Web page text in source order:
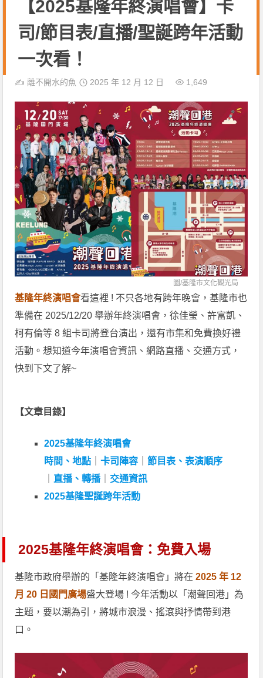
【2025基隆年終演唱會】卡
司/節目表/直播/聖誕跨年活動
一次看！
✍️離不開水的魚 2025 年 12 月 12 日 1,649
圖/基隆市文化觀光局
基隆年終演唱會看這裡 ! 不只各地有跨年晚會，基隆市也
準備在 2025/12/20 舉辦年終演唱會，徐佳瑩、許富凱、
柯有倫等 8 組卡司將登台演出，還有市集和免費換好禮
活動。想知道今年演唱會資訊、網路直播、交通方式，
快到下文了解~
【文章目錄】
2025基隆年終演唱會
時間、地點 ｜卡司陣容 ｜節目表、表演順序
直播、轉播
交通資訊
2025基隆聖誕跨年活動
2025基隆年終演唱會：免費入場
基隆市政府舉辦的「基隆年終演唱會」將在 2025 年 12
月 20 日國門廣場盛大登場 ! 今年活動以「潮聲回港」為
主題，要以潮為引，將城市浪漫、搖滾與抒情帶到港
口。